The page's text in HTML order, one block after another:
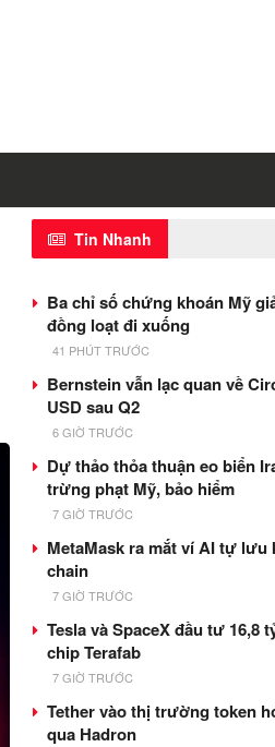
Tin Nhanh
Ba chỉ số chứng khoán Mỹ
đồng loạt đi xuống
41 PHÚT TRƯỚC
Bernstein vẫn lạc quan về
USD sau Q2
6 GIỜ TRƯỚC
Dự thảo thỏa thuận eo biển
trừng phạt Mỹ, bảo hiểm
7 GIỜ TRƯỚC
MetaMask ra mắt ví AI tự lưu
chain
7 GIỜ TRƯỚC
Tesla và SpaceX đầu tư 16,8
chip Terafab
7 GIỜ TRƯỚC
Tether vào thị trường token
qua Hadron